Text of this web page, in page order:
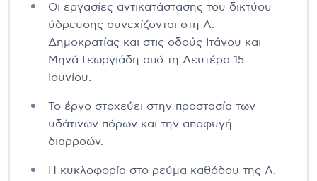
Οι εργασίες αντικατάστασης του δικτύου
ύδρευσης συνεχίζονται στη Λ.
Δημοκρατίας και στις οδούς Ιτάνου και
Μηνά Γεωργιάδη από τη Δευτέρα 15
Ιουνίου.
Το έργο στοχεύει στην προστασία των
υδάτινων πόρων και την αποφυγή
διαρροών.
Η κυκλοφορία στο ρεύμα καθόδου της Λ.